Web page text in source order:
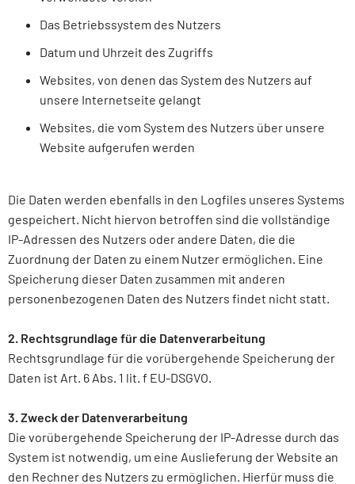
Das Betriebssystem des Nutzers
Datum und Uhrzeit des Zugriffs
Websites, von denen das System des Nutzers auf
unsere Internetseite gelangt
Websites, die vom System des Nutzers über unsere
Website aufgerufen werden
Die Daten werden ebenfalls in den Logfiles unseres Systems
gespeichert. Nicht hiervon betroffen sind die vollständige
IP-Adressen des Nutzers oder andere Daten, die die
Zuordnung der Daten zu einem Nutzer ermöglichen. Eine
Speicherung dieser Daten zusammen mit anderen
personenbezogenen Daten des Nutzers findet nicht statt.
2. Rechtsgrundlage für die Datenverarbeitung
Rechtsgrundlage für die vorübergehende Speicherung der
Daten ist Art. 6 Abs. 1 lit. f EU-DSGVO.
3. Zweck der Datenverarbeitung
Die vorübergehende Speicherung der IP-Adresse durch das
System ist notwendig, um eine Auslieferung der Website an
den Rechner des Nutzers zu ermöglichen. Hierfür muss die